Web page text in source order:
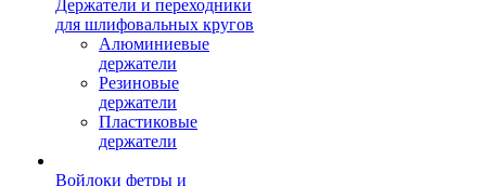
Держатели и переходники
для шлифовальных кругов
Алюминиевые
держатели
Резиновые
держатели
Пластиковые
держатели
Войлоки фетры и